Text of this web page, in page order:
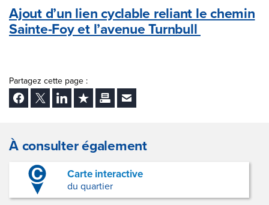
Ajout d’un lien cyclable reliant le chemin
Sainte-Foy et l’avenue Turnbull
Partagez cette page :
Facebook
Twitter LinkedInAjouter aux favoris
ImprimerEnvoyer Ã un ami
À consulter également
Carte interactive
du quartier